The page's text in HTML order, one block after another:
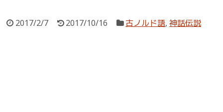
2017/2/7 2017/10/16 古ノルド語,神話伝説